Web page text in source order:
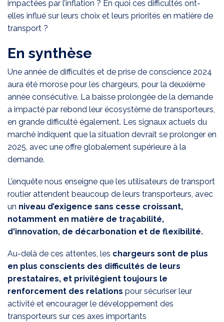
impactées par l’inflation ? En quoi ces difficultés ont-
elles influé sur leurs choix et leurs priorités en matière de
transport ?
En synthèse
Une année de difficultés et de prise de conscience 2024
aura été morose pour les chargeurs, pour la deuxième
année consécutive. La baisse prolongée de la demande
a impacté par rebond leur écosystème de transporteurs,
en grande difficulté également. Les signaux actuels du
marché indiquent que la situation devrait se prolonger en
2025, avec une offre globalement supérieure à la
demande.
L’enquête nous enseigne que les utilisateurs de transport
routier attendent beaucoup de leurs transporteurs, avec
un niveau d’exigence sans cesse croissant,
notamment en matière de traçabilité,
d'innovation, de décarbonation et de flexibilité.
Au-delà de ces attentes, les chargeurs sont de plus
en plus conscients des difficultés de leurs
prestataires, et privilégient toujours le
renforcement des relations pour sécuriser leur
activité et encourager le développement des
transporteurs sur ces axes importants